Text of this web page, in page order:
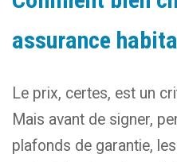
assurance
Le prix, certes, est un
Mais avant de signer,
plafonds de garantie,